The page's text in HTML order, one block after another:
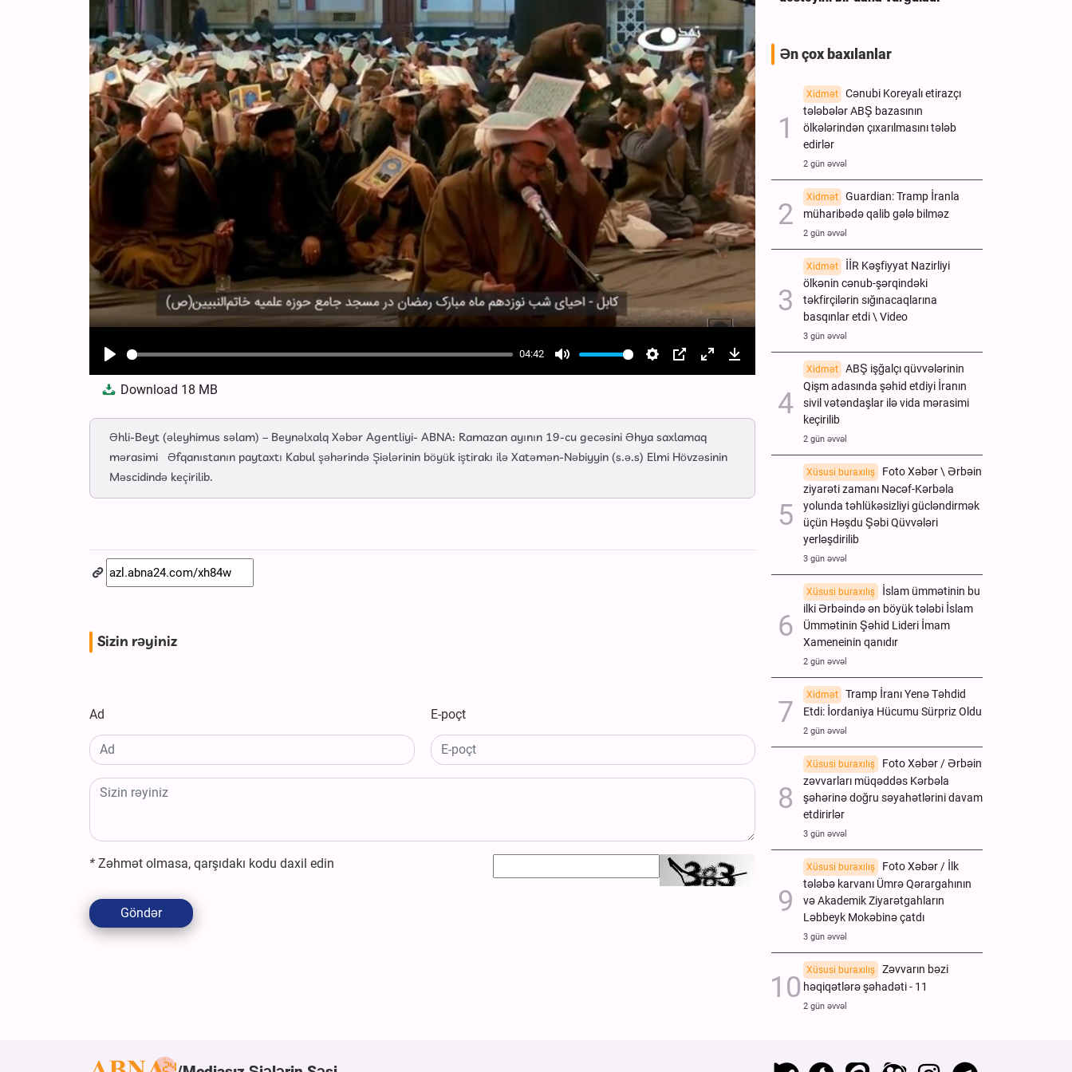
Play
04:42
Mute Settings
PIP EnterDownload
Download 18 MB
Əhli-Beyt (əleyhimus səlam) – Beynəlxalq Xəbər Agentliyi- ABNA: Ramazan ayının 19-cu gecəsini Əhya saxlamaq
mərasimi Əfqanıstanın paytaxtı Kabul şəhərində Şiələrinin böyük iştirakı ilə Xatəmən-Nəbiyyin (s.ə.s) Elmi Hövzəsinin
Məscidində keçirilib.
Sizin rəyiniz
Ad E-poçt
* Zəhmət olmasa, qarşıdakı kodu daxil edin
Göndər
Ən çox baxılanlar
Xidmət
Cənubi Koreyalı etirazçı
tələbələr ABŞ bazasının
ölkələrindən çıxarılmasını tələb
edirlər
2 gün əvvəl
Xidmət
Guardian: Tramp İranla
müharibədə qalib gələ bilməz
2 gün əvvəl
Xidmət
İİR Kəşfiyyat Nazirliyi
ölkənin cənub-şərqindəki
təkfirçilərin sığınacaqlarına
basqınlar etdi \ Video
3 gün əvvəl
Xidmət
ABŞ işğalçı qüvvələrinin
Qişm adasında şəhid etdiyi İranın
sivil vətəndaşlar ilə vida mərasimi
keçirilib
2 gün əvvəl
Xüsusi buraxılış
Foto Xəbər \ Ərbəin
ziyarəti zamanı Nəcəf-Kərbəla
yolunda təhlükəsizliyi gücləndirmək
üçün Həşdu Şəbi Qüvvələri
yerləşdirilib
3 gün əvvəl
Xüsusi buraxılış
İslam ümmətinin bu
ilki Ərbəində ən böyük tələbi İslam
Ümmətinin Şəhid Lideri İmam
Xameneinin qanıdır
2 gün əvvəl
Xidmət
Tramp İranı Yenə Təhdid
Etdi: İordaniya Hücumu Sürpriz Oldu
2 gün əvvəl
Xüsusi buraxılış
Foto Xəbər / Ərbəin
zəvvarları müqəddəs Kərbəla
şəhərinə doğru səyahətlərini davam
etdirirlər
3 gün əvvəl
Xüsusi buraxılış
Foto Xəbər / İlk
tələbə karvanı Ümrə Qərargahının
və Akademik Ziyarətgahların
Ləbbeyk Mokəbinə çatdı
3 gün əvvəl
Xüsusi buraxılış
Zəvvarın bəzi
həqiqətlərə şəhadəti - 11
2 gün əvvəl